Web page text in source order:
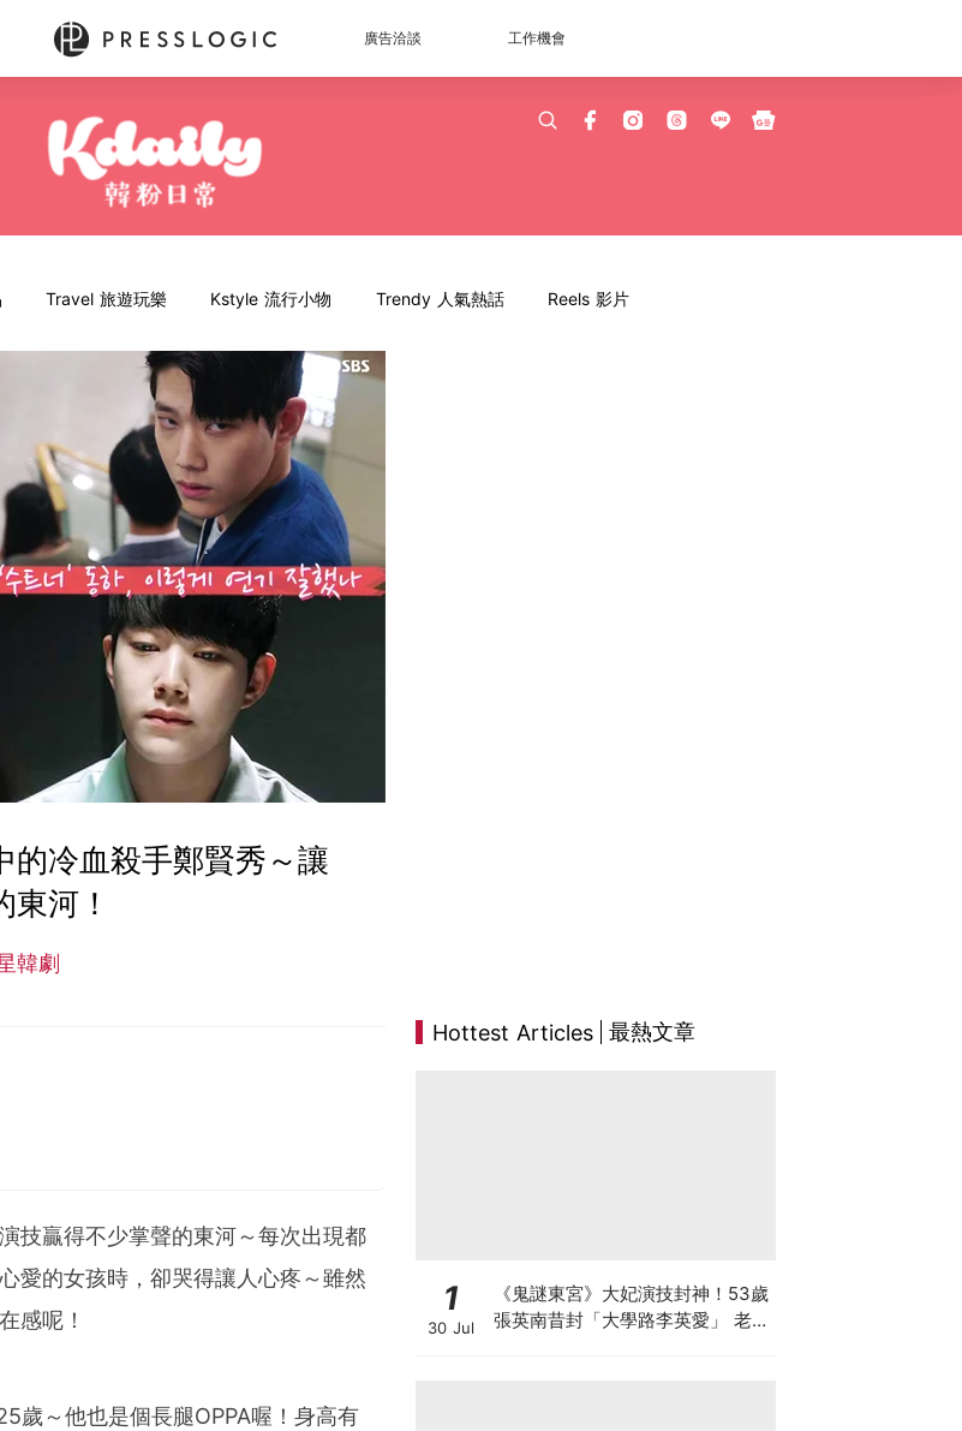
廣告洽談 工作機會
Travel 旅遊玩樂 Kstyle 流行小物 Trendy 人氣熱話 Reels 影片
的冷血殺手鄭賢秀～讓
東河！
韓劇
技贏得不少掌聲的東河～每次出現都
愛的女孩時，卻哭得讓人心疼～雖然
感呢！
歲～他也是個長腿OPPA喔！身高有
Hottest Articles 最熱文章
1
30 Jul
《鬼謎東宮》大妃演技封神！53歲
張英南昔封「大學路李英愛」 老公